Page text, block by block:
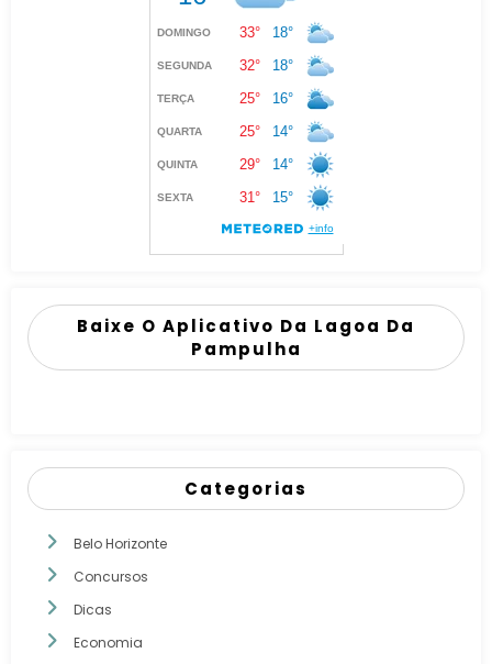
Baixe O Aplicativo Da Lagoa Da
Pampulha
Categorias
Belo Horizonte
Concursos
Dicas
Economia